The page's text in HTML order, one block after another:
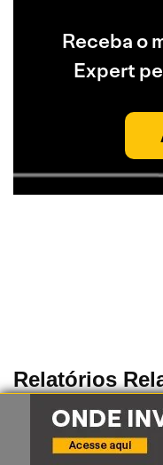
Receba o
Expert
Relatórios